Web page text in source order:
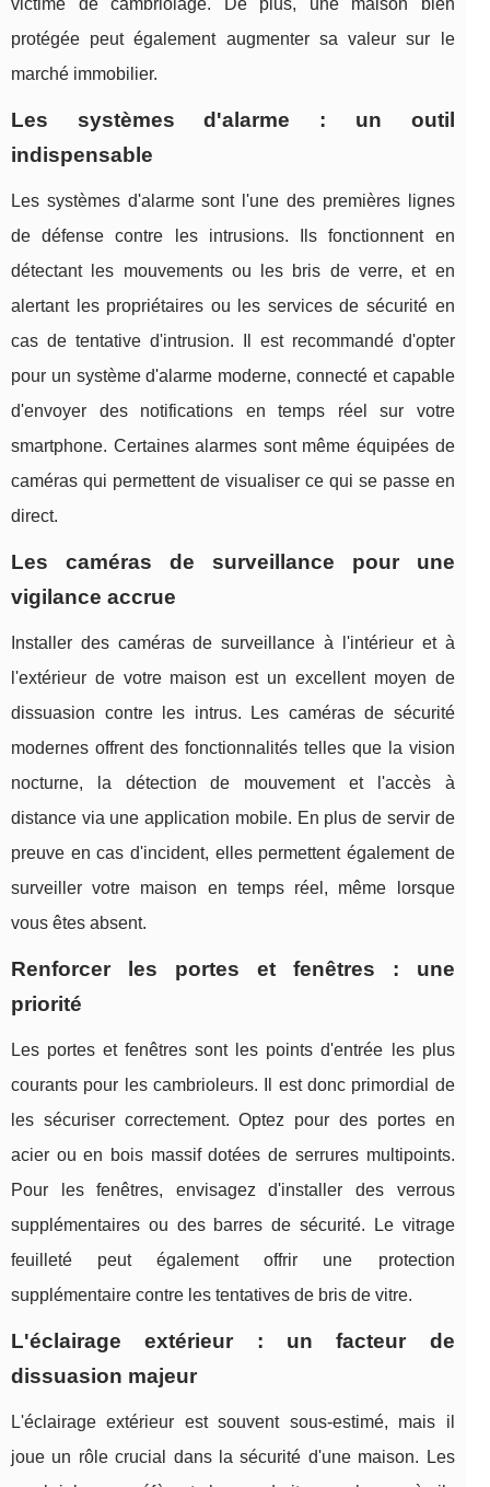
victime de cambriolage. De plus, une maison bien
protégée peut également augmenter sa valeur sur le
marché immobilier.
Les systèmes d'alarme : un outil
indispensable
Les systèmes d'alarme sont l'une des premières lignes
de défense contre les intrusions. Ils fonctionnent en
détectant les mouvements ou les bris de verre, et en
alertant les propriétaires ou les services de sécurité en
cas de tentative d'intrusion. Il est recommandé d'opter
pour un système d'alarme moderne, connecté et capable
d'envoyer des notifications en temps réel sur votre
smartphone. Certaines alarmes sont même équipées de
caméras qui permettent de visualiser ce qui se passe en
direct.
Les caméras de surveillance pour une
vigilance accrue
Installer des caméras de surveillance à l'intérieur et à
l'extérieur de votre maison est un excellent moyen de
dissuasion contre les intrus. Les caméras de sécurité
modernes offrent des fonctionnalités telles que la vision
nocturne, la détection de mouvement et l'accès à
distance via une application mobile. En plus de servir de
preuve en cas d'incident, elles permettent également de
surveiller votre maison en temps réel, même lorsque
vous êtes absent.
Renforcer les portes et fenêtres : une
priorité
Les portes et fenêtres sont les points d'entrée les plus
courants pour les cambrioleurs. Il est donc primordial de
les sécuriser correctement. Optez pour des portes en
acier ou en bois massif dotées de serrures multipoints.
Pour les fenêtres, envisagez d'installer des verrous
supplémentaires ou des barres de sécurité. Le vitrage
feuilleté peut également offrir une protection
supplémentaire contre les tentatives de bris de vitre.
L'éclairage extérieur : un facteur de
dissuasion majeur
L'éclairage extérieur est souvent sous-estimé, mais il
joue un rôle crucial dans la sécurité d'une maison. Les